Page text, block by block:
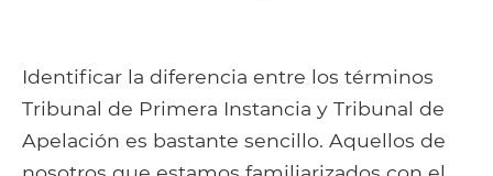
Identificar la diferencia entre los términos
Tribunal de Primera Instancia y Tribunal de
Apelación es bastante sencillo. Aquellos de